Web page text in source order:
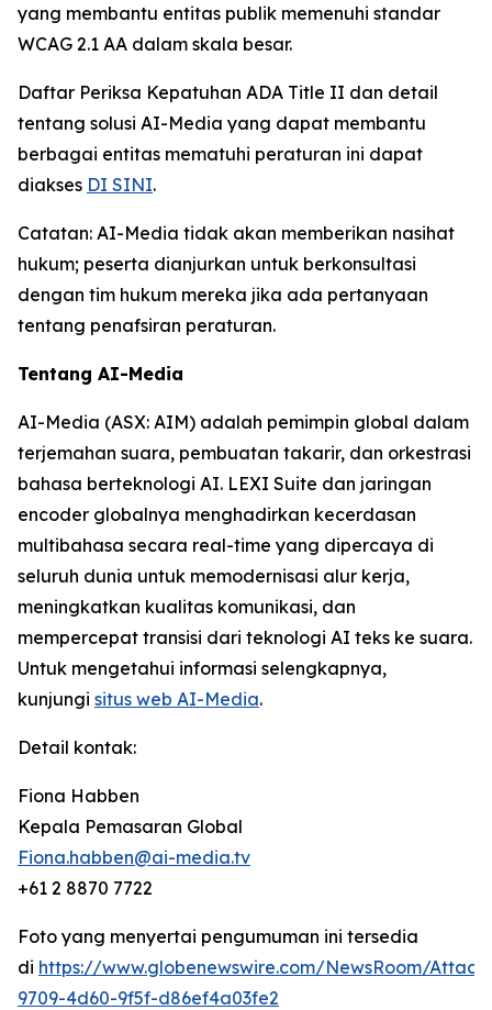
yang membantu entitas publik memenuhi standar
WCAG 2.1 AA dalam skala besar.
Daftar Periksa Kepatuhan ADA Title II dan detail
tentang solusi AI-Media yang dapat membantu
berbagai entitas mematuhi peraturan ini dapat
diakses DI SINI.
Catatan: AI-Media tidak akan memberikan nasihat
hukum; peserta dianjurkan untuk berkonsultasi
dengan tim hukum mereka jika ada pertanyaan
tentang penafsiran peraturan.
Tentang AI-Media
AI-Media (ASX: AIM) adalah pemimpin global dalam
terjemahan suara, pembuatan takarir, dan orkestrasi
bahasa berteknologi AI. LEXI Suite dan jaringan
encoder globalnya menghadirkan kecerdasan
multibahasa secara real-time yang dipercaya di
seluruh dunia untuk memodernisasi alur kerja,
meningkatkan kualitas komunikasi, dan
mempercepat transisi dari teknologi AI teks ke suara.
Untuk mengetahui informasi selengkapnya,
kunjungi situs web AI-Media.
Detail kontak:
Fiona Habben
Kepala Pemasaran Global
Fiona.habben@ai-media.tv
+61 2 8870 7722
Foto yang menyertai pengumuman ini tersedia
di https://www.globenewswire.com/NewsRoom/
9709-4d60-9f5f-d86ef4a03fe2